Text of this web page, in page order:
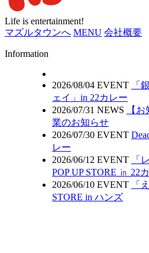
Life is entertainment!
マズルタウンへ MENU 会社概要
Information
2026/08/04 EVENT
「
ェイ」in 22カレー
2026/07/31 NEWS
【
業のお知らせ
2026/07/30 EVENT
レー
2026/06/12 EVENT
「
POP UP STORE ㏌ 22
2026/06/10 EVENT
「
STORE in ハンズ